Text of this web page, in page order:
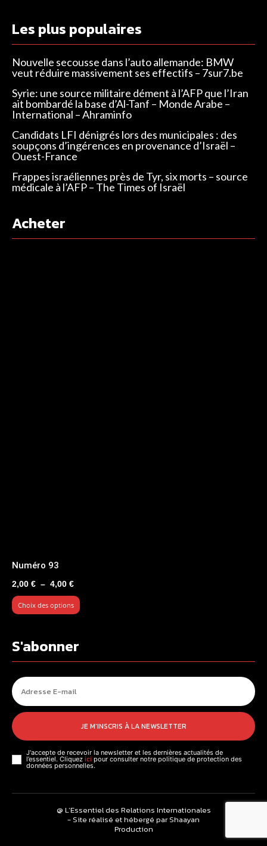
Les plus populaires
Nouvelle secousse dans l’auto allemande: BMW
veut réduire massivement ses effectifs – 7sur7.be
Syrie: une source militaire dément à l’AFP que l’Iran
ait bombardé la base d’Al-Tanf – Monde Arabe –
International – Ahraminfo
Candidats LFI dénigrés lors des municipales : des
soupçons d’ingérences en provenance d’Israël –
Ouest-France
Frappes israéliennes près de Tyr, six morts – source
médicale à l’AFP – The Times of Israël
Acheter
Numéro 93
2,00 € – 4,00 €Plage
de
prix :
4,00 €
Choix des options
S'abonner
JE M'INSCRIS À LA NEWSLETTER
J'accepte de recevoir la newsletter et les dernières actualités de
l’essentiel. Cliquez ici pour consulter notre politique de protection des
données personnelles.
@ L’Essentiel des Relations Internationales
- Site réalisé et hébergé par Shaayan
Production